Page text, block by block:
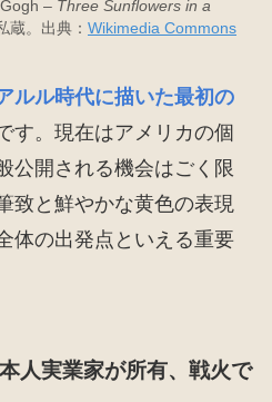
– Three Sunflowers in a
蔵。出典： Wikimedia Commons
ルル時代に描いた最初の
す。現在はアメリカの個
公開される機会はごく限
致と鮮やかな黄色の表現
体の出発点といえる重要
人実業家が所有、戦火で